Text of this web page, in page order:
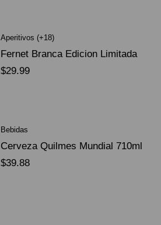
Aperitivos (+18)
Fernet Branca Edicion Limitada
Dorado Mundial
$29.99
Bebidas
Cerveza Quilmes Mundial 710ml
packX4
$39.88